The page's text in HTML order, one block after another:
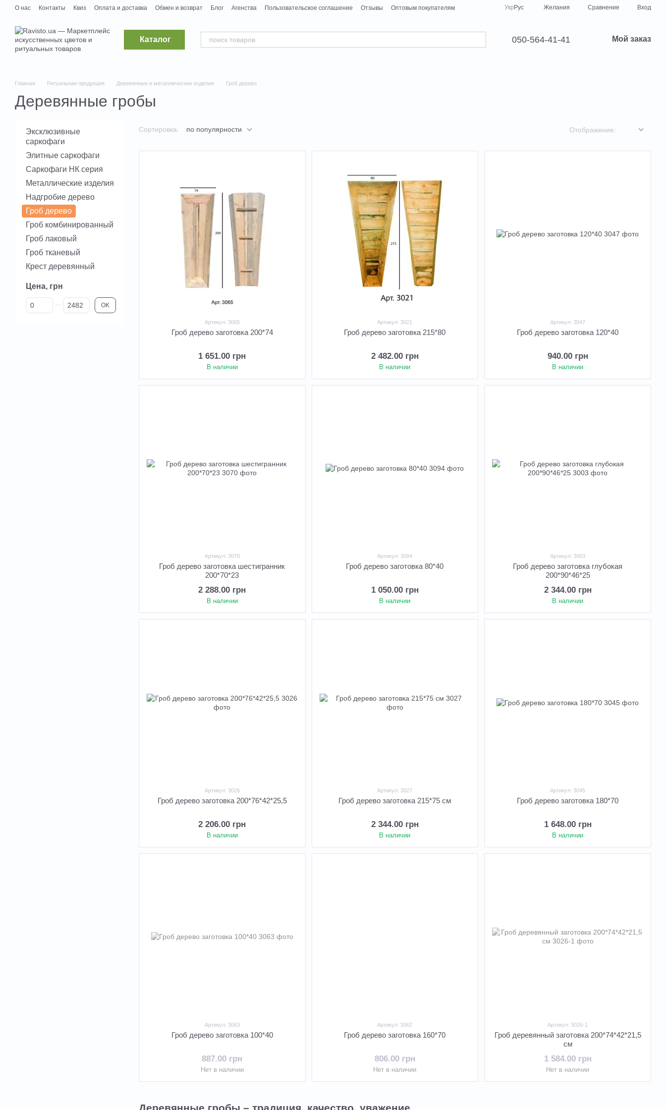
Перейти к основному контенту
О нас Контакты Квиз Оплата и доставка Обмен и возврат Блог Агенства Пользовательское соглашение Отзывы
Оптовым покупателям
Укр Рус Желания Сравнение Вход
Каталог 050-564-41-41 Мой заказ
Главная Ритуальная продукция Деревянные и металлические изделия Гроб дерево
Деревянные гробы
Сортировка: по популярности Отображение:
Деревянные гробы – традиция, качество, уважение
Артикул: 3065
Гроб дерево заготовка 200*74
1 651.00 грн
В наличии
Артикул: 3021
Гроб дерево заготовка 215*80
2 482.00 грн
В наличии
Артикул: 3047
Гроб дерево заготовка 120*40
940.00 грн
В наличии
Артикул: 3070
Гроб дерево заготовка шестигранник
200*70*23
2 288.00 грн
В наличии
Артикул: 3094
Гроб дерево заготовка 80*40
1 050.00 грн
В наличии
Артикул: 3003
Гроб дерево заготовка глубокая
200*90*46*25
2 344.00 грн
В наличии
Артикул: 3026
Гроб дерево заготовка 200*76*42*25,5
2 206.00 грн
В наличии
Артикул: 3027
Гроб дерево заготовка 215*75 см
2 344.00 грн
В наличии
Артикул: 3045
Гроб дерево заготовка 180*70
1 648.00 грн
В наличии
Артикул: 3063
Гроб дерево заготовка 100*40
887.00 грн
Нет в наличии
Артикул: 3062
Гроб дерево заготовка 160*70
806.00 грн
Нет в наличии
Артикул: 3026-1
Гроб деревянный заготовка 200*74*42*21,5
см
1 584.00 грн
Нет в наличии
Эксклюзивные
саркофаги
Элитные саркофаги
Саркофаги НК серия
Металлические изделия
Надгробие дерево
Гроб дерево
Гроб комбинированный
Гроб лаковый
Гроб тканевый
Крест деревянный
Цена, грн
От Цена, грн
До Цена, грн OK